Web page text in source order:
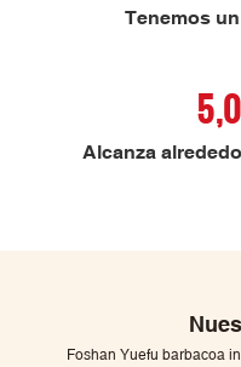
Tenemos
Alcanza
Foshan Yuefu barbacoa